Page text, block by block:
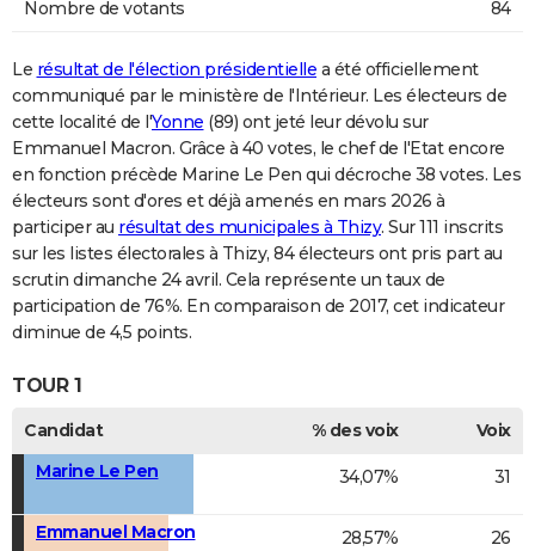
Nombre de votants 84
Le résultat de l'élection présidentielle a été officiellement
communiqué par le ministère de l'Intérieur. Les électeurs de
cette localité de l'Yonne (89) ont jeté leur dévolu sur
Emmanuel Macron. Grâce à 40 votes, le chef de l'Etat encore
en fonction précède Marine Le Pen qui décroche 38 votes. Les
électeurs sont d'ores et déjà amenés en mars 2026 à
participer au résultat des municipales à Thizy. Sur 111 inscrits
sur les listes électorales à Thizy, 84 électeurs ont pris part au
scrutin dimanche 24 avril. Cela représente un taux de
participation de 76%. En comparaison de 2017, cet indicateur
diminue de 4,5 points.
TOUR 1
Candidat % des voix
Voix
Marine Le Pen
34,07% 31
Emmanuel Macron 28,57% 26